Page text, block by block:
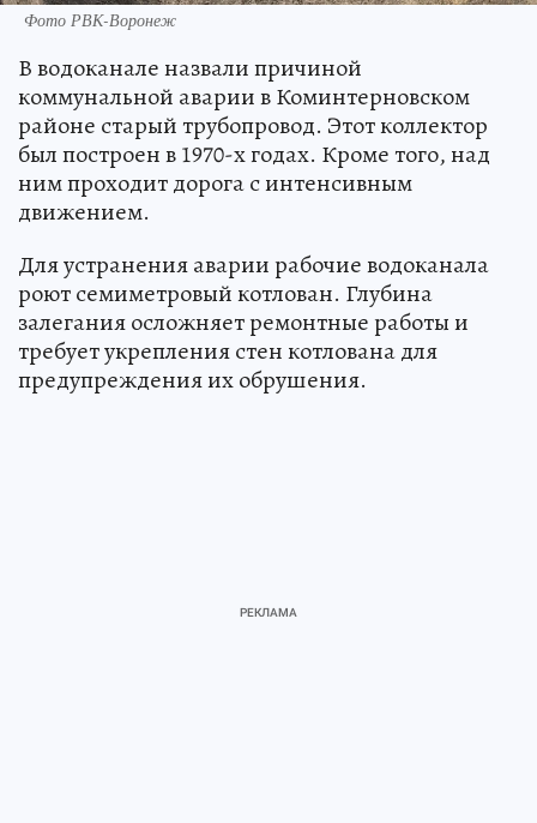
Фото РВК-Воронеж
В водоканале назвали причиной
коммунальной аварии в Коминтерновском
районе старый трубопровод. Этот коллектор
был построен в 1970-х годах. Кроме того, над
ним проходит дорога с интенсивным
движением.
Для устранения аварии рабочие водоканала
роют семиметровый котлован. Глубина
залегания осложняет ремонтные работы и
требует укрепления стен котлована для
предупреждения их обрушения.